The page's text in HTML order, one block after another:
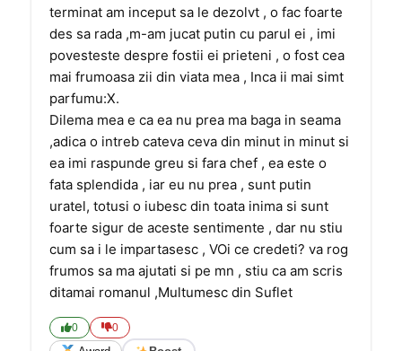
terminat am inceput sa le dezolvt , o fac foarte
des sa rada ,m-am jucat putin cu parul ei , imi
povesteste despre fostii ei prieteni , o fost cea
mai frumoasa zii din viata mea , Inca ii mai simt
parfumu:X.
Dilema mea e ca ea nu prea ma baga in seama
,adica o intreb cateva ceva din minut in minut si
ea imi raspunde greu si fara chef , ea este o
fata splendida , iar eu nu prea , sunt putin
uratel, totusi o iubesc din toata inima si sunt
foarte sigur de aceste sentimente , dar nu stiu
cum sa i le impartasesc , VOi ce credeti? va rog
frumos sa ma ajutati si pe mn , stiu ca am scris
ditamai romanul ,Multumesc din Suflet
0 0